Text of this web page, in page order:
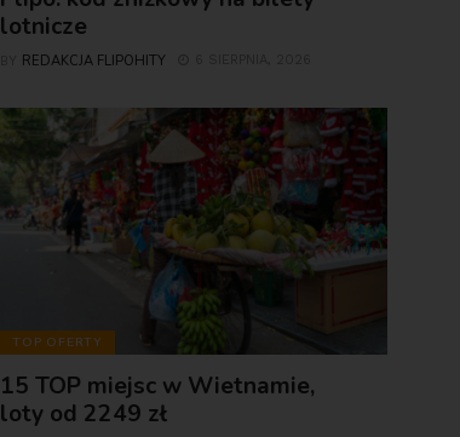
lotnicze
REDAKCJA FLIPOHITY
TOP OFERTY
15 TOP miejsc w Wietnamie,
loty od 2249 zł